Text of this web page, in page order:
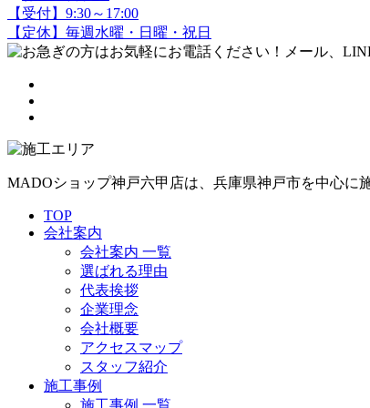
【受付】9:30～17:00
【定休】毎週水曜・日曜・祝日
MADOショップ神戸六甲店は、兵庫県神戸市を中心に
TOP
会社案内
会社案内 一覧
選ばれる理由
代表挨拶
企業理念
会社概要
アクセスマップ
スタッフ紹介
施工事例
施工事例 一覧